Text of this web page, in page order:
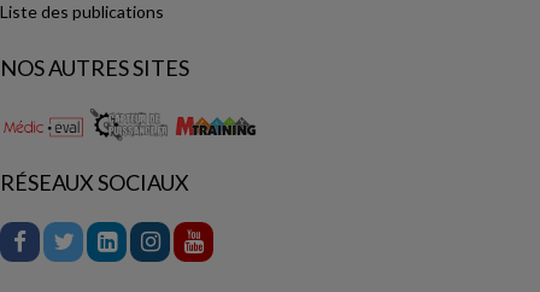
Liste des publications
NOS AUTRES SITES
RÉSEAUX SOCIAUX